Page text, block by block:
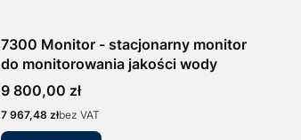
7300 Monitor - stacjonarny monitor
do monitorowania jakości wody
Cena
9 800,00 zł
Cena
7 967,48 złbez VAT